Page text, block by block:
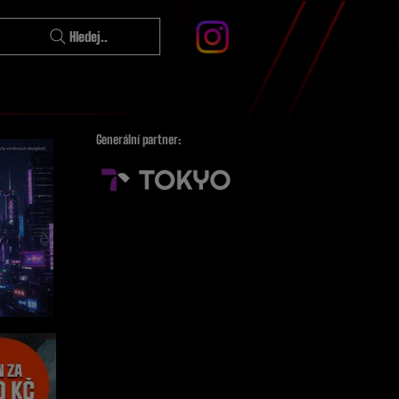
Hledej..
Generální partner: